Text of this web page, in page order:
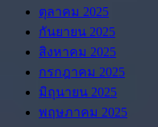
ตุลาคม 2025
กันยายน 2025
สิงหาคม 2025
กรกฎาคม 2025
มิถุนายน 2025
พฤษภาคม 2025